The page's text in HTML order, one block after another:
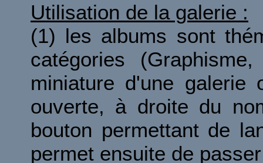
Utilisation de la galerie :
(1) les albums sont
catégories
miniature d'une galerie
ouverte, à droite du
bouton permettant de
permet ensuite de